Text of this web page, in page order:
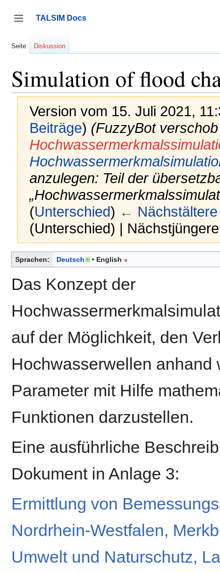
springen
Seitenleiste umschalten
TALSIM Docs
Seite Diskussion
Simulation of flood
Version vom 15. Juli 2021,
Beiträge) (FuzzyBot
anzulegen: Teil der
(Unterschied) ← Nächstältere
(Unterschied) |
Sprachen: Deutsch English
Das Konzept der
auf der Möglichkeit, den
Hochwasserwellen anhand
Parameter mit Hilfe
Funktionen darzustellen.
Eine ausführliche
Dokument in Anlage 3:
Ermittlung von
Nordrhein-Westfalen,
Umwelt und Naturschutz,